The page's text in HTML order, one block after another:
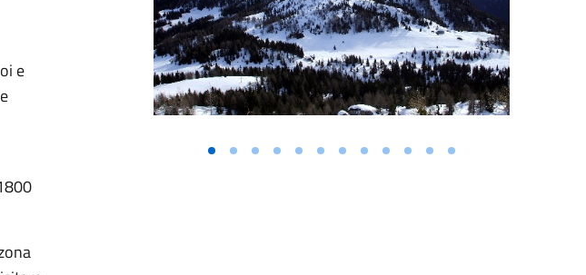
e
Vai alla slide 1
Vai alla slide 2
Vai alla slide 3
Vai alla slide 4
Vai alla slide 5
Vai alla slide 6
Vai alla slide 7
Vai alla slide 8
Vai alla slide 9
Vai alla slide 10
Vai alla slide 11
Vai alla slide 12